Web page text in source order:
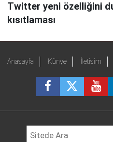
Twitter yeni özelliğini
kısıtlaması
Anasayfa Künye İletişim